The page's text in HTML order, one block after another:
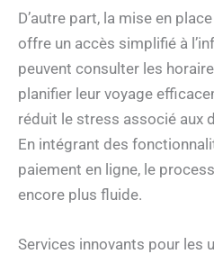
D’autre part, la mise en
offre un accès simplifié à
peuvent consulter les
planifier leur voyage
réduit le stress associé aux
En intégrant des
paiement en ligne, le
encore plus fluide.
Services innovants pour les